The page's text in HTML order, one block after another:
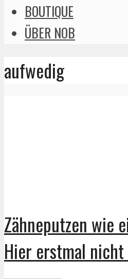
BOUTIQUE
ÜBER NOB
aufwedig
Zähneputzen wie
Hier erstmal nicht